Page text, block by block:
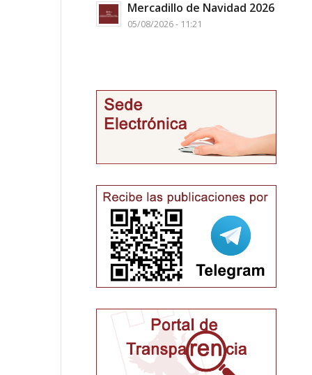
Mercadillo de Navidad 2026
05/08/2026 - 11:21